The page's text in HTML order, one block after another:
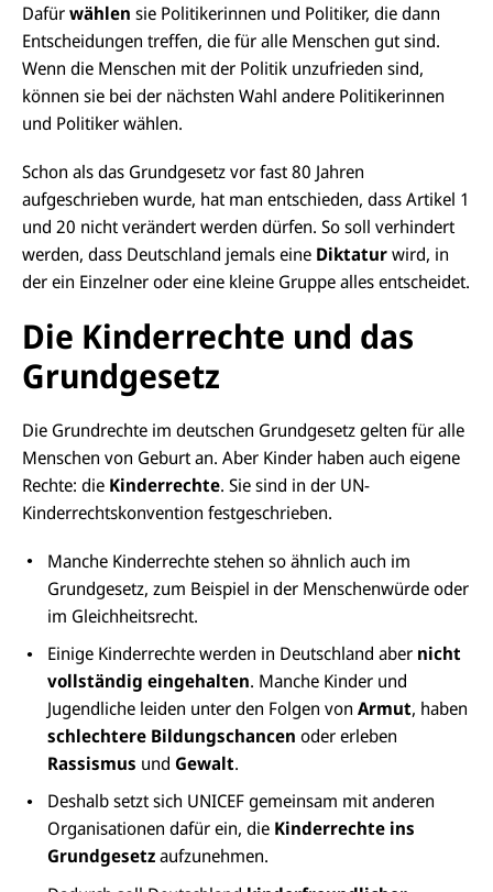
Dafürwählen sie Politikerinnen und Politiker, die dann
Entscheidungen treffen, die für alle Menschen gut sind.
Wenn die Menschen mit der Politik unzufrieden sind,
können sie bei der nächsten Wahl andere Politikerinnen
und Politiker wählen.
Schon als das Grundgesetz vor fast 80 Jahren
aufgeschrieben wurde, hat man entschieden, dass Artikel 1
und 20 nicht verändert werden dürfen. So soll verhindert
werden, dass Deutschland jemals eine Diktaturwird, in
der ein Einzelner oder eine kleine Gruppe alles entscheidet.
Die Kinderrechte und das
Grundgesetz
Die Grundrechte im deutschen Grundgesetz gelten für alle
Menschen von Geburt an. Aber Kinder haben auch eigene
Rechte: die Kinderrechte. Sie sind in der UN-
Kinderrechtskonvention festgeschrieben.
Manche Kinderrechte stehen so ähnlich auch im
Grundgesetz, zum Beispiel in der Menschenwürde oder
im Gleichheitsrecht.
Einige Kinderrechte werden in Deutschland aber nicht
vollständig eingehalten. Manche Kinder und
Jugendliche leiden unter den Folgen von Armut, haben
schlechtere Bildungschancen oder erleben
Rassismus und Gewalt.
Deshalb setzt sich UNICEF gemeinsam mit anderen
Organisationen dafür ein, die Kinderrechte ins
Grundgesetzaufzunehmen.